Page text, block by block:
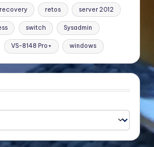
recovery retos server 2012
switch Sysadmin
VS-8148 Pro+ windows